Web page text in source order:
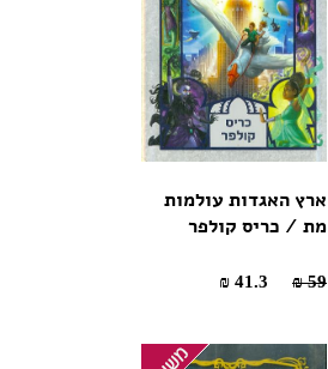
ארץ האגדות עולמות
מת / כריס קולפר
59 ₪